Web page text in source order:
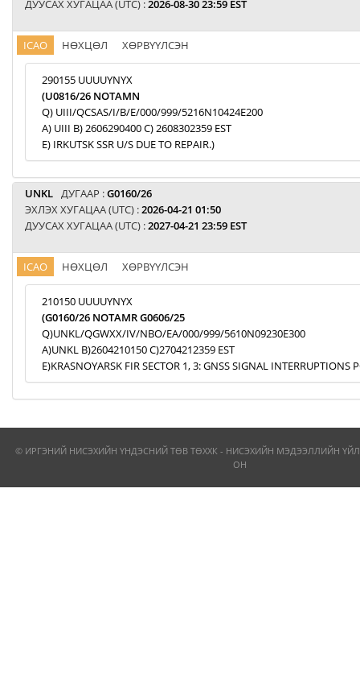
ДУУСАХ ХУГАЦАА (UTC) :2026-08-30 23:59 EST
ICAO НӨХЦӨЛ ХӨРВҮҮЛСЭН
290155 UUUUYNYX
(U0816/26 NOTAMN
Q) UIII/QCSAS/I/B/E/000/999/5216N10424E200
A) UIII B) 2606290400 C) 2608302359 EST
E) IRKUTSK SSR U/S DUE TO REPAIR.)
UNKL ДУГААР :G0160/26
ЭХЛЭХ ХУГАЦАА (UTC) :2026-04-21 01:50
ДУУСАХ ХУГАЦАА (UTC) :2027-04-21 23:59 EST
ICAO НӨХЦӨЛ ХӨРВҮҮЛСЭН
210150 UUUUYNYX
(G0160/26 NOTAMR G0606/25
Q)UNKL/QGWXX/IV/NBO/EA/000/999/5610N09230E300
A)UNKL B)2604210150 C)2704212359 EST
E)KRASNOYARSK FIR SECTOR 1, 3: GNSS SIGNAL INTERRUPTIONS
© ИРГЭНИЙ НИСЭХИЙН ҮНДЭСНИЙ ТӨВ ТӨХХК - НИСЭХИЙН МЭДЭЭЛЛИЙН
ОН